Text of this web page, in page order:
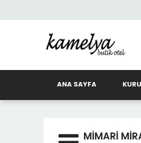
ANA SAYFA
MIMARI